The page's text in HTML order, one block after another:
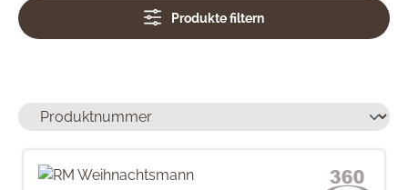
Produkte filtern